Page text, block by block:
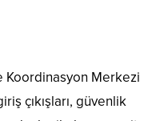
Koordinasyon Merkezi
çıkışları, güvenlik